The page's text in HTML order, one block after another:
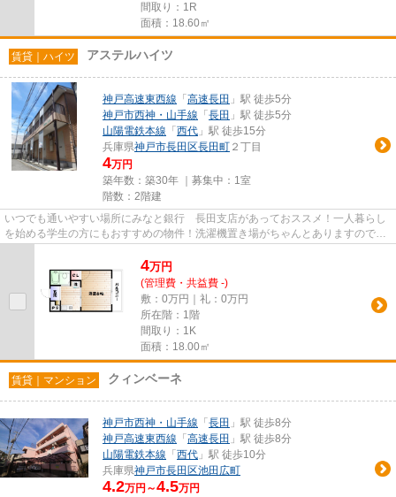
間取り：1R
面積：18.60㎡
賃貸｜ハイツ アステルハイツ
神戸高速東西線 「 高速長田 」駅 徒歩5分
神戸市西神・山手線 「 長田 」駅 徒歩5分
山陽電鉄本線 「 西代 」駅 徒歩15分
兵庫県神戸市長田区長田町 ２丁目
4万円
築年数：築30年 ｜募集中： 1室
階数：2階建
いつでも通いやすい場所にみなと銀行 長田支店があっておススメ！一人暮らし
を始める学生の方にもおすすめの物件！洗濯機置き場がちゃんとありますので暮
4万円
(管理費・共益費 -)
敷：0万円｜礼：0万円
所在階：1階
間取り：1K
面積：18.00㎡
賃貸｜マンション クィンベーネ
神戸市西神・山手線 「 長田 」駅 徒歩8分
神戸高速東西線 「 高速長田 」駅 徒歩8分
山陽電鉄本線 「 西代 」駅 徒歩10分
兵庫県神戸市長田区池田広町
4.2万円～4.5万円